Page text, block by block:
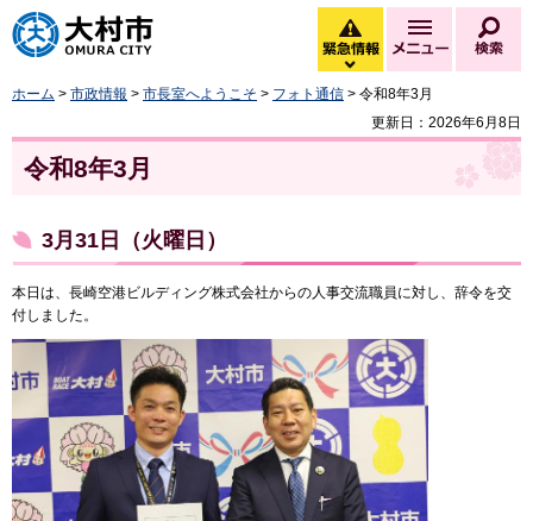
大村市
緊急情報
緊急情報を開く
メニュー
ホーム > 市政情報 > 市長室へようこそ > フォト通信 > 令和8年3月
更新日：2026年6月8日
令和8年3月
3月31日（火曜日）
本日は、長崎空港ビルディング株式会社からの人事交流職員に対し、辞令を交
付しました。